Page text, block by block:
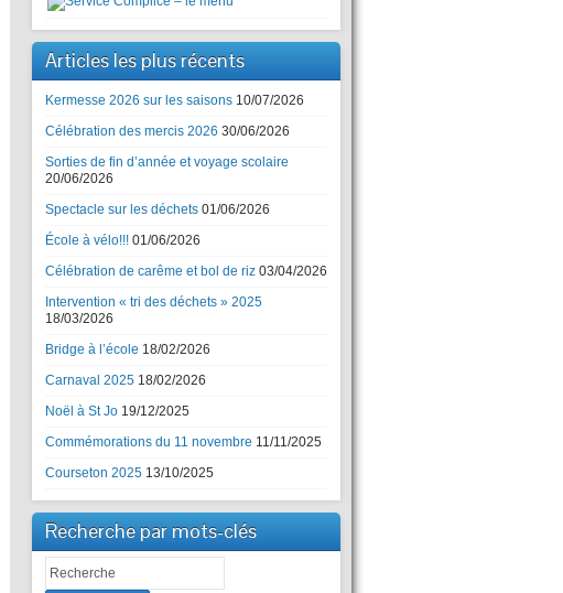
Articles les plus récents
Kermesse 2026 sur les saisons 10/07/2026
Célébration des mercis 2026 30/06/2026
Sorties de fin d’année et voyage scolaire
20/06/2026
Spectacle sur les déchets 01/06/2026
École à vélo!!! 01/06/2026
Célébration de carême et bol de riz 03/04/2026
Intervention « tri des déchets » 2025
18/03/2026
Bridge à l’école 18/02/2026
Carnaval 2025 18/02/2026
Noël à St Jo 19/12/2025
Commémorations du 11 novembre 11/11/2025
Courseton 2025 13/10/2025
Recherche par mots-clés